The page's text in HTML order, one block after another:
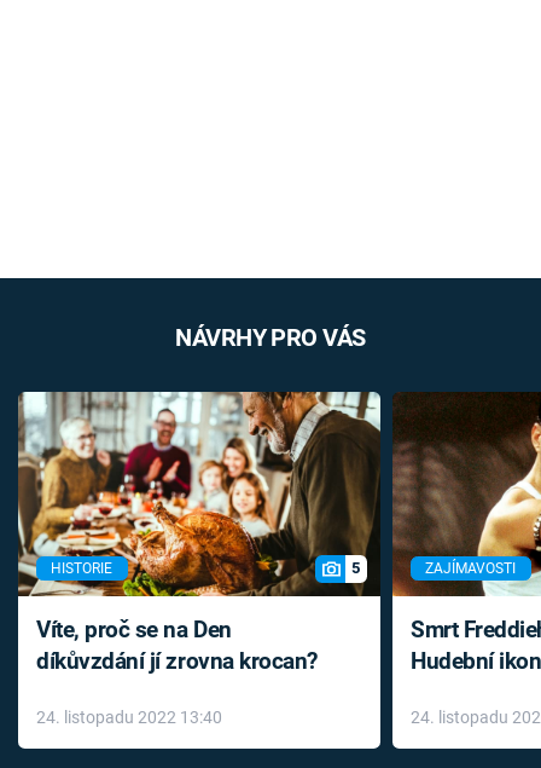
NÁVRHY PRO VÁS
HISTORIE 5
Víte, proč se na Den
díkůvzdání jí zrovna krocan?
24. listopadu 2022 13:40
ZAJÍMAVOSTI
Smrt
Hudební
léky
24. listopadu